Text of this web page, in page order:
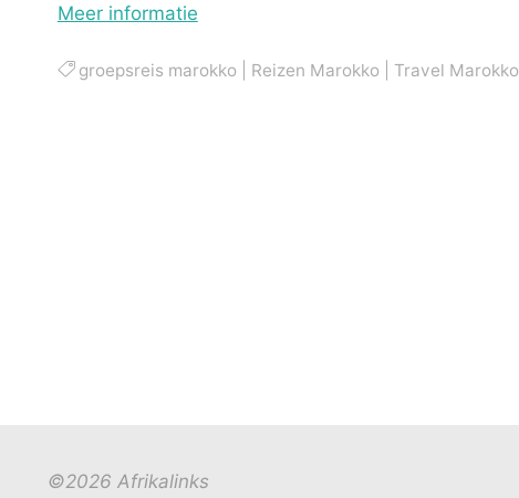
Meer informatie
groepsreis marokko Reizen Marokko Travel Marokko
©2026 Afrikalinks